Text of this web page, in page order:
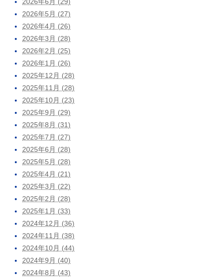
2026年5月 (27)
2026年4月 (26)
2026年3月 (28)
2026年2月 (25)
2026年1月 (26)
2025年12月 (28)
2025年11月 (28)
2025年10月 (23)
2025年9月 (29)
2025年8月 (31)
2025年7月 (27)
2025年6月 (28)
2025年5月 (28)
2025年4月 (21)
2025年3月 (22)
2025年2月 (28)
2025年1月 (33)
2024年12月 (36)
2024年11月 (38)
2024年10月 (44)
2024年9月 (40)
2024年8月 (43)